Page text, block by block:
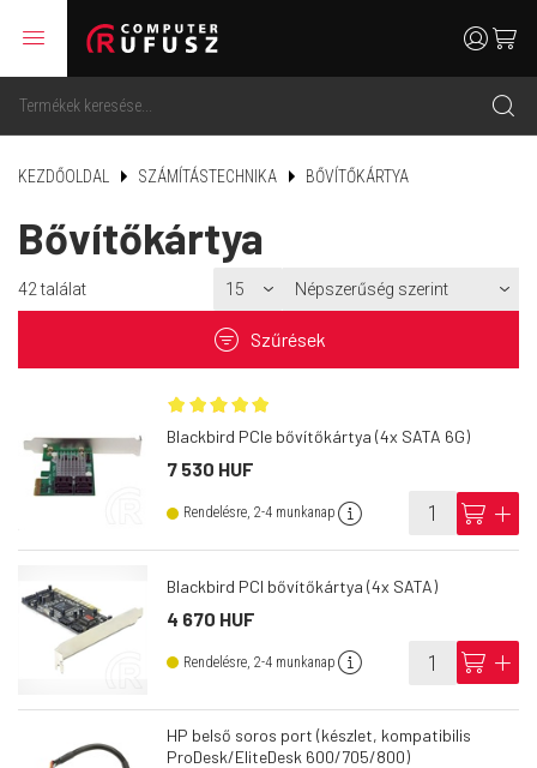
menu
search
usercart
KEZDŐOLDAL SZÁMÍTÁSTECHNIKA BŐVÍTŐKÁRTYA
Bővítőkártya
42 találat
filter Szűrések
Blackbird PCIe bővítőkártya (4x SATA 6G)
7 530 HUF
Rendelésre, 2-4 munkanap info cart add
Blackbird PCI bővítőkártya (4x SATA)
4 670 HUF
Rendelésre, 2-4 munkanap info cart add
HP belső soros port (készlet, kompatibilis
ProDesk/EliteDesk 600/705/800)